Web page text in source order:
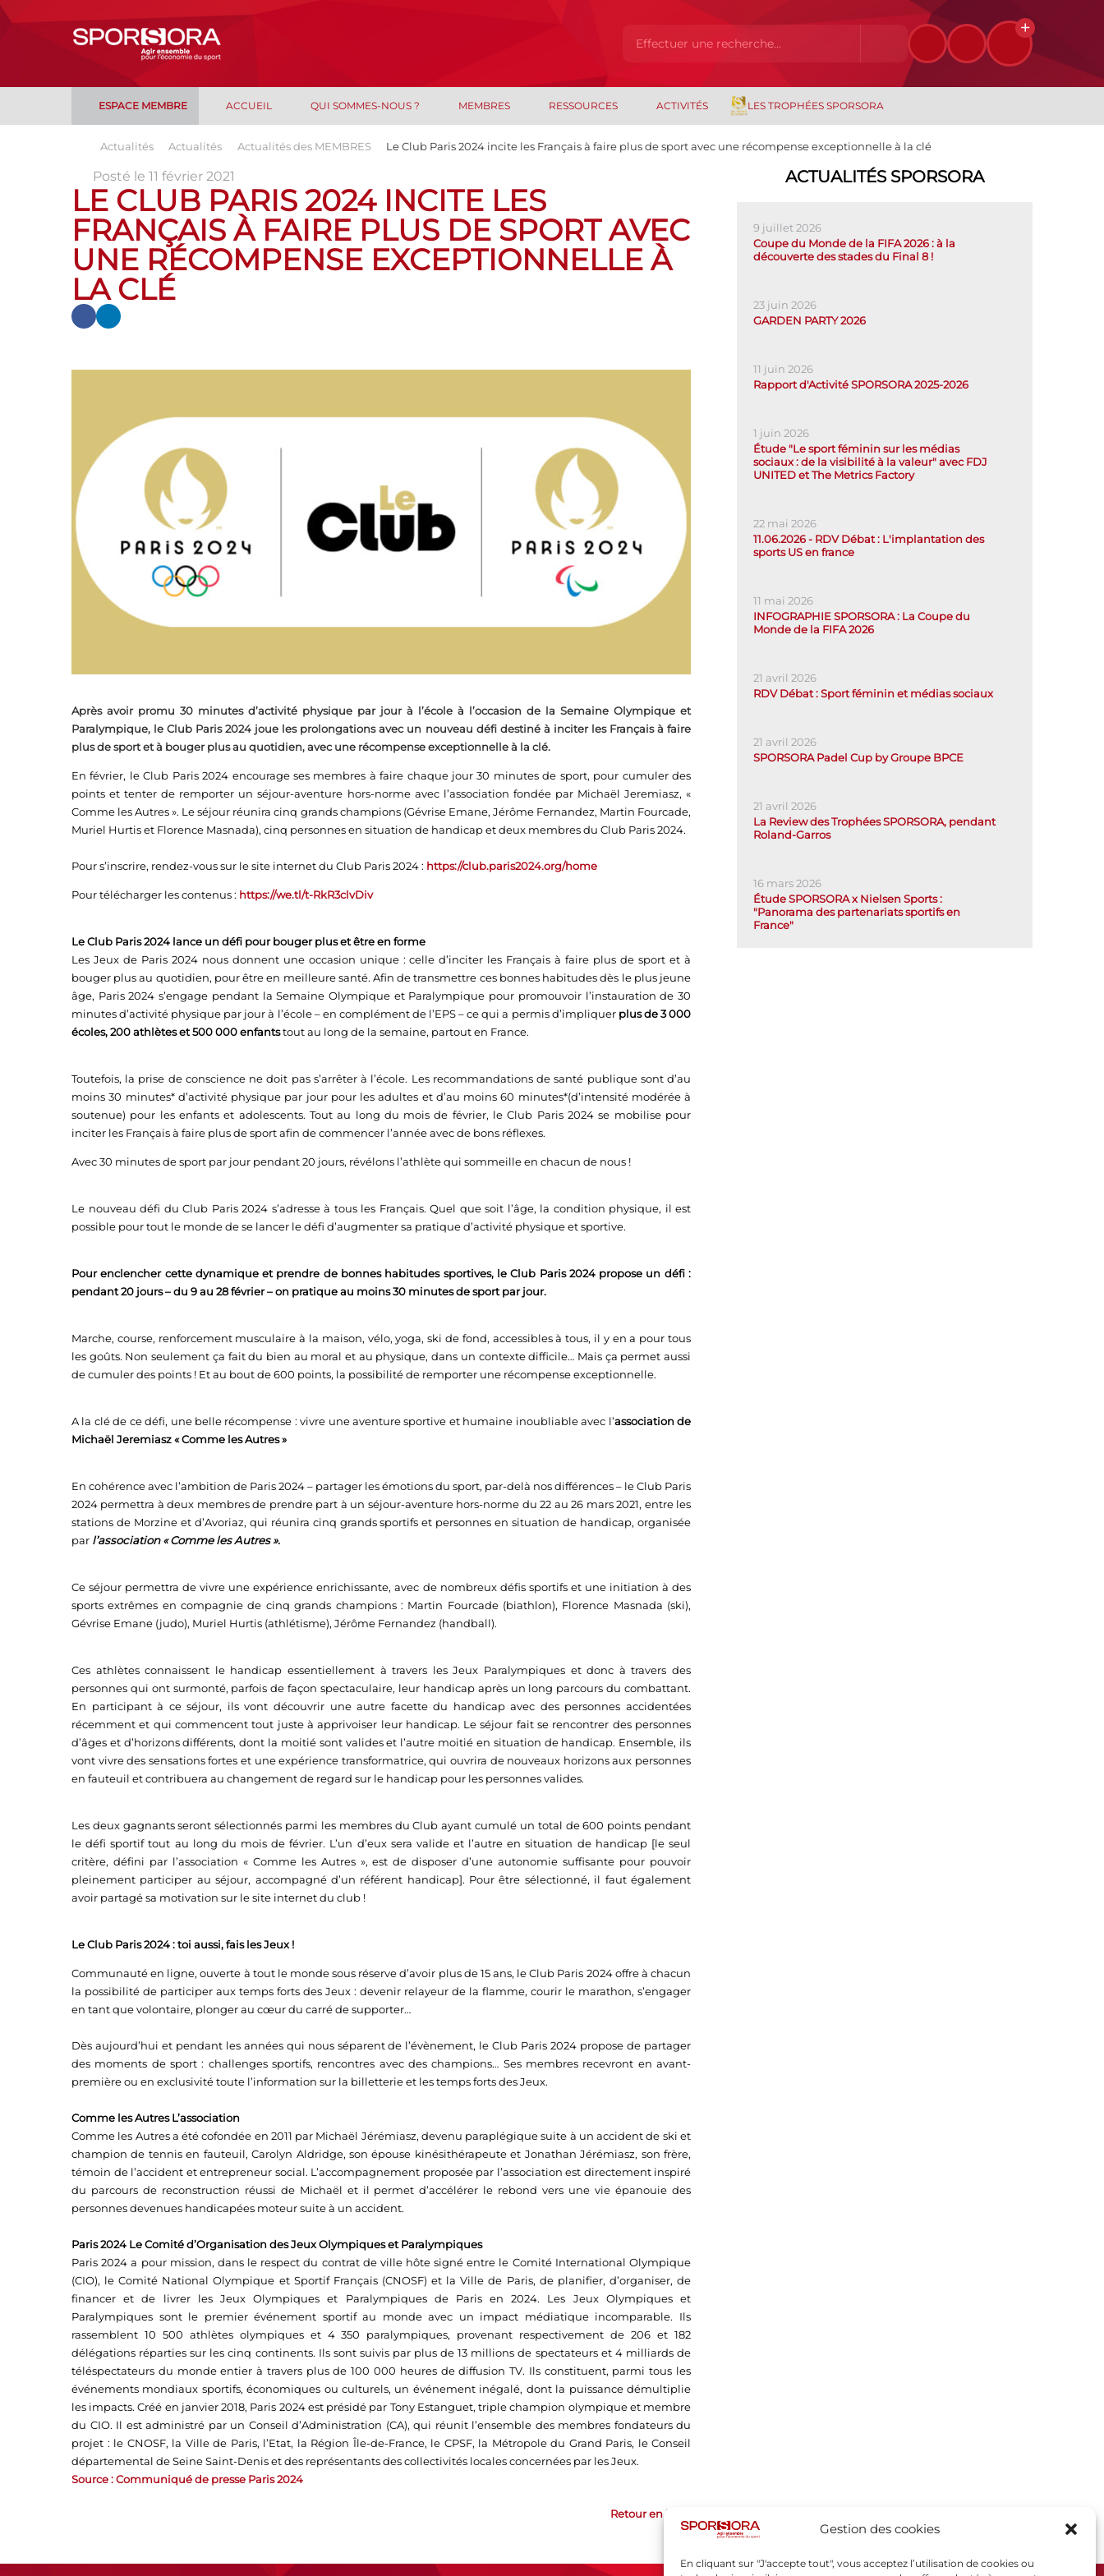
Gestion des cookies
En cliquant sur "J'accepte tout", vous acceptez l’utilisation de cookies ou
ESPACE MEMBRE ACCUEIL QUI SOMMES-NOUS ? MEMBRES RESSOURCES ACTIVITÉS LES TROPHÉES SPORSORA
Actualités Actualités Actualités des MEMBRES Le Club Paris 2024 incite les Français à faire plus de sport avec une récompense exceptionnelle à la clé
Posté le 11 février 2021
LE CLUB PARIS 2024 INCITE LES
FRANÇAIS À FAIRE PLUS DE SPORT AVEC
UNE RÉCOMPENSE EXCEPTIONNELLE À
LA CLÉ
Après avoir promu 30 minutes d’activité physique par jour à l’école à l’occasion de la Semaine Olympique et
Paralympique, le Club Paris 2024 joue les prolongations avec un nouveau défi destiné à inciter les Français à faire
plus de sport et à bouger plus au quotidien, avec une récompense exceptionnelle à la clé.
En février, le Club Paris 2024 encourage ses membres à faire chaque jour 30 minutes de sport, pour cumuler des
points et tenter de remporter un séjour-aventure hors-norme avec l’association fondée par Michaël Jeremiasz, «
Comme les Autres ». Le séjour réunira cinq grands champions (Gévrise Emane, Jérôme Fernandez, Martin Fourcade,
Muriel Hurtis et Florence Masnada), cinq personnes en situation de handicap et deux membres du Club Paris 2024.
Pour s’inscrire, rendez-vous sur le site internet du Club Paris 2024 : https://club.paris2024.org/home
Pour télécharger les contenus : https://we.tl/t-RkR3clvDiv
Le Club Paris 2024 lance un défi pour bouger plus et être en forme
Les Jeux de Paris 2024 nous donnent une occasion unique : celle d’inciter les Français à faire plus de sport et à
bouger plus au quotidien, pour être en meilleure santé. Afin de transmettre ces bonnes habitudes dès le plus jeune
âge, Paris 2024 s’engage pendant la Semaine Olympique et Paralympique pour promouvoir l’instauration de 30
minutes d’activité physique par jour à l’école – en complément de l’EPS – ce qui a permis d’impliquerplus de 3 000
écoles, 200 athlètes et 500 000 enfantstout au long de la semaine, partout en France.
Toutefois, la prise de conscience ne doit pas s’arrêter à l’école. Les recommandations de santé publique sont d’au
moins 30 minutes* d’activité physique par jour pour les adultes et d’au moins 60 minutes*(d’intensité modérée à
soutenue) pour les enfants et adolescents. Tout au long du mois de février, le Club Paris 2024 se mobilise pour
inciter les Français à faire plus de sport afin de commencer l’année avec de bons réflexes.
Avec 30 minutes de sport par jour pendant 20 jours, révélons l’athlète qui sommeille en chacun de nous !
Le nouveau défi du Club Paris 2024 s’adresse à tous les Français. Quel que soit l’âge, la condition physique, il est
possible pour tout le monde de se lancer le défi d’augmenter sa pratique d’activité physique et sportive.
Pour enclencher cette dynamique et prendre de bonnes habitudes sportives, le Club Paris 2024 propose un défi :
pendant 20 jours – du 9 au 28 février – on pratique au moins 30 minutes de sport par jour.
Marche, course, renforcement musculaire à la maison, vélo, yoga, ski de fond, accessibles à tous, il y en a pour tous
les goûts. Non seulement ça fait du bien au moral et au physique, dans un contexte difficile… Mais ça permet aussi
de cumuler des points ! Et au bout de 600 points, la possibilité de remporter une récompense exceptionnelle.
A la clé de ce défi, une belle récompense : vivre une aventure sportive et humaine inoubliable avec l’association de
Michaël Jeremiasz « Comme les Autres »
En cohérence avec l’ambition de Paris 2024 – partager les émotions du sport, par-delà nos différences – le Club Paris
2024 permettra à deux membres de prendre part à un séjour-aventure hors-norme du 22 au 26 mars 2021, entre les
stations de Morzine et d’Avoriaz, qui réunira cinq grands sportifs et personnes en situation de handicap, organisée
par l’association « Comme les Autres ».
Ce séjour permettra de vivre une expérience enrichissante, avec de nombreux défis sportifs et une initiation à des
sports extrêmes en compagnie de cinq grands champions : Martin Fourcade (biathlon), Florence Masnada (ski),
Gévrise Emane (judo), Muriel Hurtis (athlétisme), Jérôme Fernandez (handball).
Ces athlètes connaissent le handicap essentiellement à travers les Jeux Paralympiques et donc à travers des
personnes qui ont surmonté, parfois de façon spectaculaire, leur handicap après un long parcours du combattant.
En participant à ce séjour, ils vont découvrir une autre facette du handicap avec des personnes accidentées
récemment et qui commencent tout juste à apprivoiser leur handicap. Le séjour fait se rencontrer des personnes
d’âges et d’horizons différents, dont la moitié sont valides et l’autre moitié en situation de handicap. Ensemble, ils
vont vivre des sensations fortes et une expérience transformatrice, qui ouvrira de nouveaux horizons aux personnes
en fauteuil et contribuera au changement de regard sur le handicap pour les personnes valides.
Les deux gagnants seront sélectionnés parmi les membres du Club ayant cumulé un total de 600 points pendant
le défi sportif tout au long du mois de février. L’un d’eux sera valide et l’autre en situation de handicap [le seul
critère, défini par l’association « Comme les Autres », est de disposer d’une autonomie suffisante pour pouvoir
pleinement participer au séjour, accompagné d’un référent handicap]. Pour être sélectionné, il faut également
avoir partagé sa motivation sur le site internet du club !
Le Club Paris 2024 : toi aussi, fais les Jeux !
Communauté en ligne, ouverte à tout le monde sous réserve d’avoir plus de 15 ans, le Club Paris 2024 offre à chacun
la possibilité de participer aux temps forts des Jeux : devenir relayeur de la flamme, courir le marathon, s’engager
en tant que volontaire, plonger au cœur du carré de supporter…
Dès aujourd’hui et pendant les années qui nous séparent de l’évènement, le Club Paris 2024 propose de partager
des moments de sport : challenges sportifs, rencontres avec des champions… Ses membres recevront en avant-
première ou en exclusivité toute l’information sur la billetterie et les temps forts des Jeux.
Comme les Autres L’association
Comme les Autres a été cofondée en 2011 par Michaël Jérémiasz, devenu paraplégique suite à un accident de ski et
champion de tennis en fauteuil, Carolyn Aldridge, son épouse kinésithérapeute et Jonathan Jérémiasz, son frère,
témoin de l’accident et entrepreneur social. L’accompagnement proposée par l’association est directement inspiré
du parcours de reconstruction réussi de Michaël et il permet d’accélérer le rebond vers une vie épanouie des
personnes devenues handicapées moteur suite à un accident.
Paris 2024 Le Comité d’Organisation des Jeux Olympiques et Paralympiques
Paris 2024 a pour mission, dans le respect du contrat de ville hôte signé entre le Comité International Olympique
(CIO), le Comité National Olympique et Sportif Français (CNOSF) et la Ville de Paris, de planifier, d’organiser, de
financer et de livrer les Jeux Olympiques et Paralympiques de Paris en 2024. Les Jeux Olympiques et
Paralympiques sont le premier événement sportif au monde avec un impact médiatique incomparable. Ils
rassemblent 10 500 athlètes olympiques et 4 350 paralympiques, provenant respectivement de 206 et 182
délégations réparties sur les cinq continents. Ils sont suivis par plus de 13 millions de spectateurs et 4 milliards de
téléspectateurs du monde entier à travers plus de 100 000 heures de diffusion TV. Ils constituent, parmi tous les
événements mondiaux sportifs, économiques ou culturels, un événement inégalé, dont la puissance démultiplie
les impacts. Créé en janvier 2018, Paris 2024 est présidé par Tony Estanguet, triple champion olympique et membre
du CIO. Il est administré par un Conseil d’Administration (CA), qui réunit l’ensemble des membres fondateurs du
projet : le CNOSF, la Ville de Paris, l’Etat, la Région Île-de-France, le CPSF, la Métropole du Grand Paris, le Conseil
départemental de Seine Saint-Denis et des représentants des collectivités locales concernées par les Jeux.
Source : Communiqué de presse Paris 2024
Retour en haut
ACTUALITÉS SPORSORA
9 juillet 2026
Coupe du Monde de la FIFA 2026 : à la
découverte des stades du Final 8 !
23 juin 2026
GARDEN PARTY 2026
11 juin 2026
Rapport d'Activité SPORSORA 2025-2026
1 juin 2026
Étude "Le sport féminin sur les médias
sociaux : de la visibilité à la valeur" avec FDJ
UNITED et The Metrics Factory
22 mai 2026
11.06.2026 - RDV Débat : L'implantation des
sports US en france
11 mai 2026
INFOGRAPHIE SPORSORA : La Coupe du
Monde de la FIFA 2026
21 avril 2026
RDV Débat : Sport féminin et médias sociaux
21 avril 2026
SPORSORA Padel Cup by Groupe BPCE
21 avril 2026
La Review des Trophées SPORSORA, pendant
Roland-Garros
16 mars 2026
Étude SPORSORA x Nielsen Sports :
"Panorama des partenariats sportifs en
France"